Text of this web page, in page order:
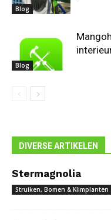
Blog
Blog
DIVERSE ARTIKELEN
Stermagnolia
Struiken, Bomen & Klimplanten